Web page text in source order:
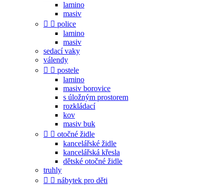
lamino
masiv
  police
lamino
masiv
sedací vaky
válendy
  postele
lamino
masiv borovice
s úložným prostorem
rozkládací
kov
masiv buk
  otočné židle
kancelářské židle
kancelářská křesla
dětské otočné židle
truhly
  nábytek pro děti